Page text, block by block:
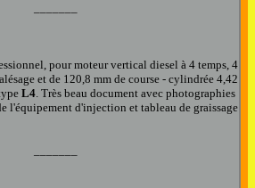
pour moteur vertical diesel à 4 temps, 4
et de 120,8 mm de course - cylindrée 4,42
L4. Très beau document avec photographies
l'équipement d'injection et tableau de graissage